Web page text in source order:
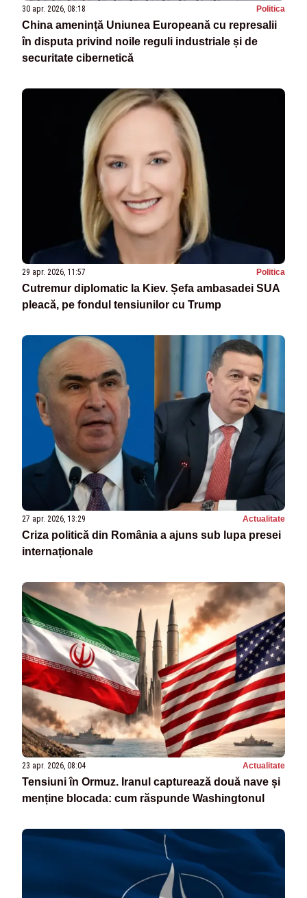
30 apr. 2026, 08:18 Politica
China amenință Uniunea Europeană cu represalii
în disputa privind noile reguli industriale și de
securitate cibernetică
29 apr. 2026, 11:57 Politica
Cutremur diplomatic la Kiev. Șefa ambasadei SUA
pleacă, pe fondul tensiunilor cu Trump
27 apr. 2026, 13:29 Actualitate
Criza politică din România a ajuns sub lupa presei
internaționale
23 apr. 2026, 08:04 Actualitate
Tensiuni în Ormuz. Iranul capturează două nave și
menține blocada: cum răspunde Washingtonul